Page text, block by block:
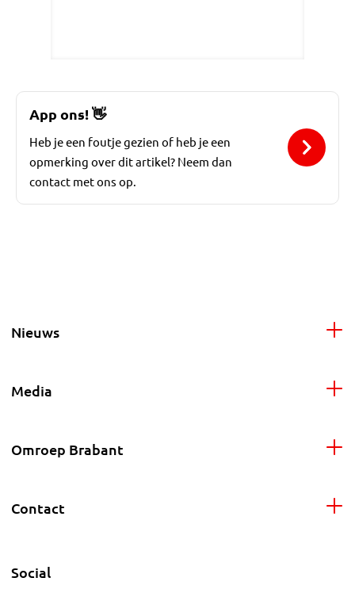
App ons! 👋
Heb je een foutje gezien of heb je een
opmerking over dit artikel? Neem dan
contact met ons op.
Nieuws
Media
Omroep Brabant
Contact
Social